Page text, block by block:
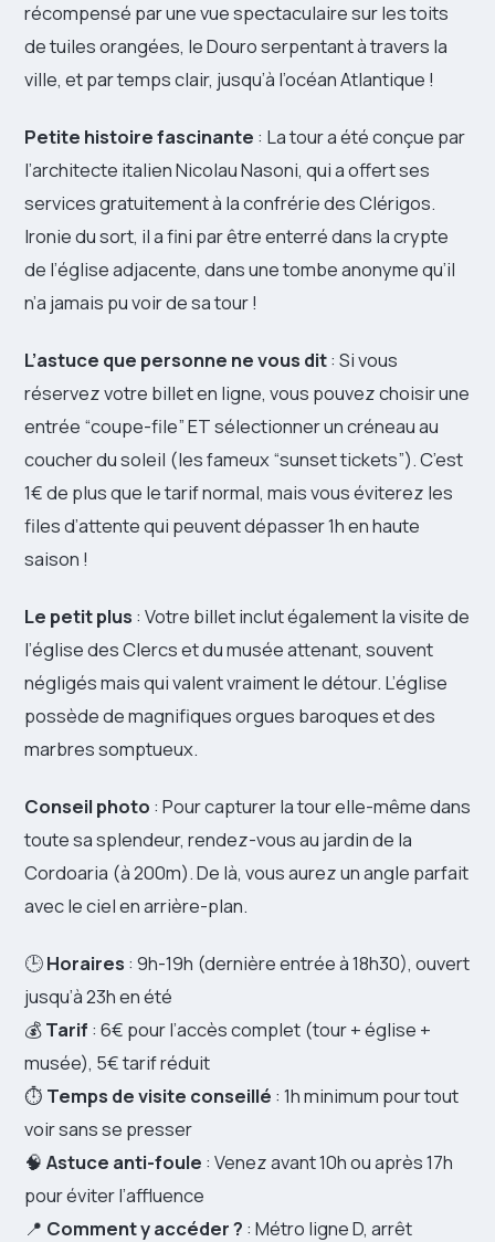
récompensé par une vue spectaculaire sur les toits
de tuiles orangées, le Douro serpentant à travers la
ville, et par temps clair, jusqu’à l’océan Atlantique !
Petite histoire fascinante : La tour a été conçue par
l’architecte italien Nicolau Nasoni, qui a offert ses
services gratuitement à la confrérie des Clérigos.
Ironie du sort, il a fini par être enterré dans la crypte
de l’église adjacente, dans une tombe anonyme qu’il
n’a jamais pu voir de sa tour !
L’astuce que personne ne vous dit: Si vous
réservez votre billet en ligne, vous pouvez choisir une
entrée “coupe-file” ET sélectionner un créneau au
coucher du soleil (les fameux “sunset tickets”). C’est
1€ de plus que le tarif normal, mais vous éviterez les
files d’attente qui peuvent dépasser 1h en haute
saison !
Le petit plus : Votre billet inclut également la visite de
l’église des Clercs et du musée attenant, souvent
négligés mais qui valent vraiment le détour. L’église
possède de magnifiques orgues baroques et des
marbres somptueux.
Conseil photo : Pour capturer la tour elle-même dans
toute sa splendeur, rendez-vous au jardin de la
Cordoaria (à 200m). De là, vous aurez un angle parfait
avec le ciel en arrière-plan.
🕒Horaires : 9h-19h (dernière entrée à 18h30), ouvert
jusqu’à 23h en été
💰Tarif : 6€ pour l’accès complet (tour + église +
musée), 5€ tarif réduit
⏱️ Temps de visite conseillé : 1h minimum pour tout
voir sans se presser
🧠 Astuce anti-foule : Venez avant 10h ou après 17h
pour éviter l’affluence
📍 Comment y accéder ? : Métro ligne D, arrêt